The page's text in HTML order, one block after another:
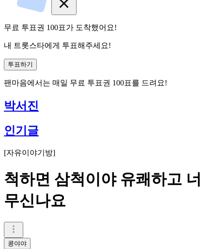
무료 투표권 100표가 도착했어요!
내 트롯스타에게 투표해주세요!
투표하기
팬마음에서는 매일 무료 투표권 100표를 드려요!
박서진
인기글
[자유이야기방]
척하면 삼척이야 유쾌하고 너
무신나요
콩야야